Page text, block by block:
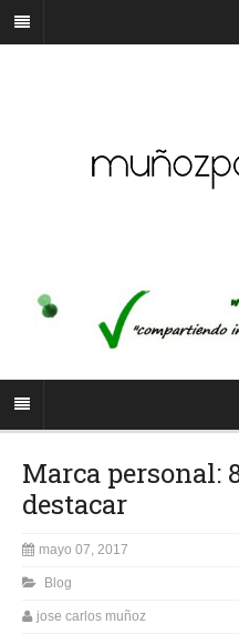
Marca personal:
destacar
mayo 07, 2017
Blog
jose carlos muñoz